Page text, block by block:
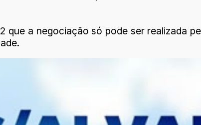
a negociação só pode ser realizada